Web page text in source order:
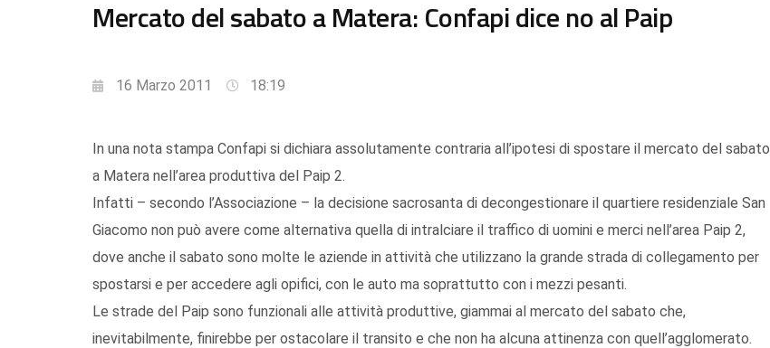
Mercato del sabato a Matera: Confapi dice no al Paip
16 Marzo 2011 18:19
In una nota stampa Confapi si dichiara assolutamente contraria all’ipotesi di spostare il mercato del sabato
a Matera nell’area produttiva del Paip 2.
Infatti – secondo l’Associazione – la decisione sacrosanta di decongestionare il quartiere residenziale San
Giacomo non può avere come alternativa quella di intralciare il traffico di uomini e merci nell’area Paip 2,
dove anche il sabato sono molte le aziende in attività che utilizzano la grande strada di collegamento per
spostarsi e per accedere agli opifici, con le auto ma soprattutto con i mezzi pesanti.
Le strade del Paip sono funzionali alle attività produttive, giammai al mercato del sabato che,
inevitabilmente, finirebbe per ostacolare il transito e che non ha alcuna attinenza con quell’agglomerato.